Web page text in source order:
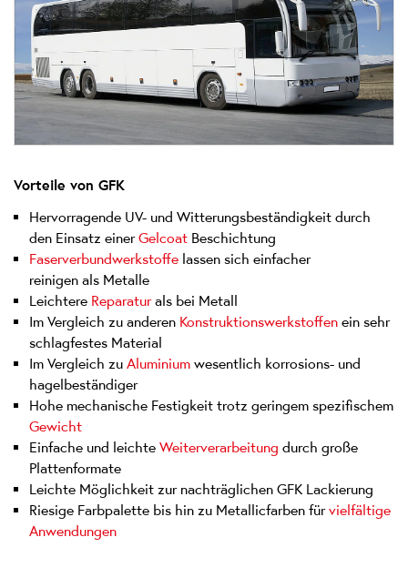
Vorteile von GFK
Hervorragende UV- und Witterungsbeständigkeit durch
den Einsatz einerGelcoat Beschichtung
Faserverbundwerkstoffe lassen sich einfacher
reinigen als Metalle
Leichtere Reparaturals bei Metall
Im Vergleich zu anderen Konstruktionswerkstoffen ein sehr
schlagfestes Material
Im Vergleich zu Aluminium wesentlich korrosions- und
hagelbeständiger
Hohe mechanische Festigkeit trotz geringem spezifischem
Gewicht
Einfache und leichte Weiterverarbeitung durch große
Plattenformate
Leichte Möglichkeit zur nachträglichen GFK Lackierung
Riesige Farbpalette bis hin zu Metallicfarben fürvielfältige
Anwendungen